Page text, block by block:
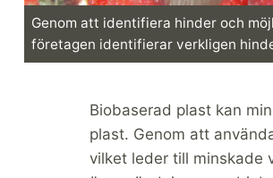
Genom att identifiera hinder och
företagen identifierar verkligen
Biobaserad plast kan
plast. Genom att
vilket leder till minskade